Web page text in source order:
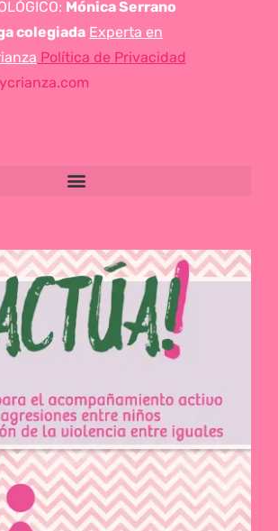
Mónica Serrano
colegiada Experta en
Política de Privacidad